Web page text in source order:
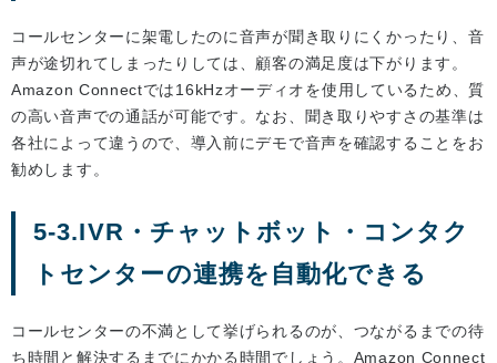
コールセンターに架電したのに音声が聞き取りにくかったり、音
声が途切れてしまったりしては、顧客の満足度は下がります。
Amazon Connectでは16kHzオーディオを使用しているため、質
の高い音声での通話が可能です。なお、聞き取りやすさの基準は
各社によって違うので、導入前にデモで音声を確認することをお
勧めします。
5-3.IVR・チャットボット・コンタク
トセンターの連携を自動化できる
コールセンターの不満として挙げられるのが、つながるまでの待
ち時間と解決するまでにかかる時間でしょう。Amazon Connect